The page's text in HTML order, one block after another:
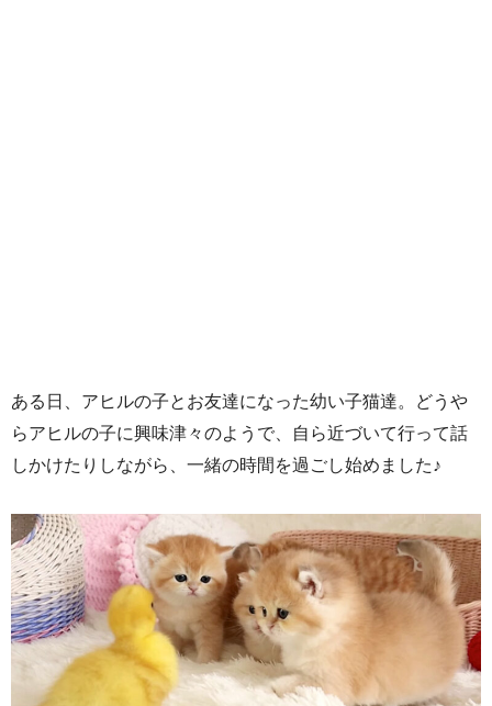
ある日、アヒルの子とお友達になった幼い子猫達。どうや
らアヒルの子に興味津々のようで、自ら近づいて行って話
しかけたりしながら、一緒の時間を過ごし始めました♪